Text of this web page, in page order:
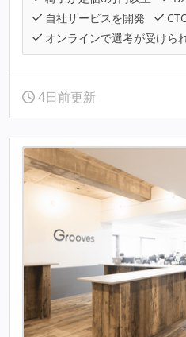
自社サービスを開発
オンラインで選考が受けら
4日前更新